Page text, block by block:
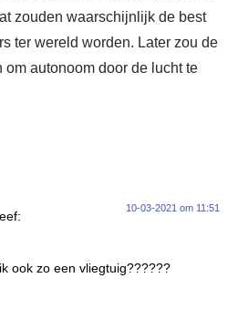
zouden waarschijnlijk de best
ter wereld worden. Later zou de
autonoom door de lucht te
10-03-2021 om 11:51
ook zo een vliegtuig??????